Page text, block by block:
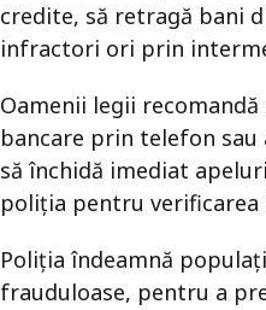
credite, să retragă bani
infractori ori prin
Oamenii legii
bancare prin telefon sau
să închidă imediat
poliția pentru
Poliția îndeamnă
frauduloase, pentru a